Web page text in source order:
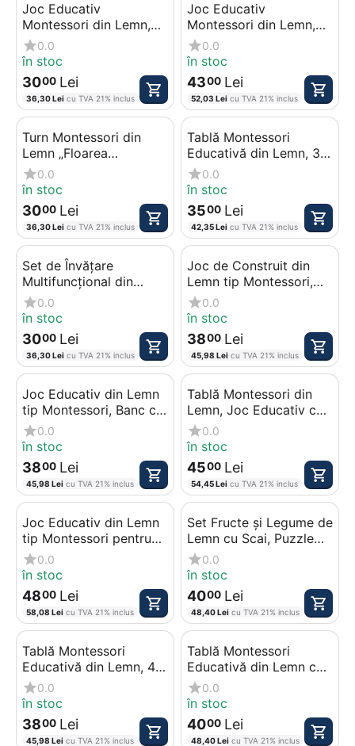
Joc Educativ
Montessori din Lemn,
Sortator Forme
Geometrice, Culori și
Animale
0.0
în stoc
3000 Lei
36,30Lei cu TVA 21% inclus
Joc Educativ
Montessori din Lemn,
Tabla Înmulțirii cu 100
de Piese Colorate și
Autocorectare
0.0
în stoc
4300 Lei
52,03 Lei cu TVA 21% inclus
Turn Montessori din
Lemn „Floarea
Curcubeu”, Jucărie
Educativă de Stivuire și
Sortare
0.0
în stoc
3000 Lei
36,30Lei cu TVA 21% inclus
Tablă Montessori
Educativă din Lemn, 3
în 1, cu Alfabet, Cifre și
Joc de Pescuit
Magnetic
0.0
în stoc
3500 Lei
42,35Lei cu TVA 21% inclus
Set de Învățare
Multifuncțional din
Lemn tip Montessori, cu
Ceas, Alfabet, Cifre și
Coloane pentru
Numărat
0.0
în stoc
3000 Lei
36,30Lei cu TVA 21% inclus
Joc de Construit din
Lemn tip Montessori,
Set Educativ cu 30 de
Piese Geometrice
Multicolore
0.0
în stoc
3800 Lei
45,98 Lei cu TVA 21% inclus
Joc Educativ din Lemn
tip Montessori, Banc cu
Bile și Ciocan,
Dezvoltare Motrică și
Recunoașterea Culorilor
0.0
în stoc
3800 Lei
45,98 Lei cu TVA 21% inclus
Tablă Montessori din
Lemn, Joc Educativ cu
Cifre, Forme
Geometrice și Pescuit
Magnetic
0.0
în stoc
4500 Lei
54,45Lei cu TVA 21% inclus
Joc Educativ din Lemn
tip Montessori pentru
Bebeluşi și Copii, Set
Cilindri pentru Sortare
și Dimensiuni
0.0
în stoc
4800 Lei
58,08 Lei cu TVA 21% inclus
Set Fructe și Legume de
Lemn cu Scai, Puzzle
3D de feliat și Accesorii
de Bucătărie
0.0
în stoc
4000 Lei
48,40Lei cu TVA 21% inclus
Tablă Montessori
Educativă din Lemn, 4
în 1, cu Xilofon, Cifre,
Forme Geometrice și
Coloane pentru
Numărat
0.0
în stoc
3800 Lei
45,98 Lei cu TVA 21% inclus
Tablă Montessori
Educativă din Lemn cu
Cifre, Forme
Geometrice și Coloane
pentru Numărat
0.0
în stoc
4000 Lei
48,40Lei cu TVA 21% inclus